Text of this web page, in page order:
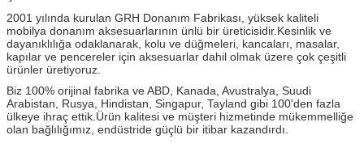
2001 yılında kurulan GRH Donanım Fabrikası, yüksek kaliteli
mobilya donanım aksesuarlarının ünlü bir üreticisidir. Kesinlik ve
dayanıklılığa odaklanarak, kolu ve düğmeleri, kancaları, masalar,
kapılar ve pencereler için aksesuarlar dahil olmak üzere çok çeşitli
ürünler üretiyoruz.
Biz 100% orijinal fabrika ve ABD, Kanada, Avustralya, Suudi
Arabistan, Rusya, Hindistan, Singapur, Tayland gibi 100'den fazla
ülkeye ihraç ettik. Ürün kalitesi ve müşteri hizmetinde mükemmelliğe
olan bağlılığımız, endüstride güçlü bir itibar kazandırdı.